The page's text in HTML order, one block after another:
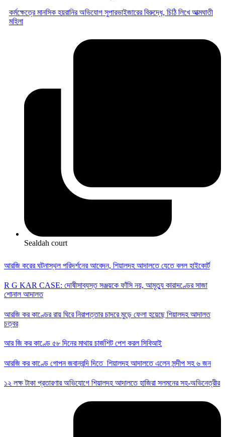
কর্মক্ষেত্রে মানসিক হয়রানির অভিযোগ সুপারভাইজারের বিরুদ্ধে, চিঠি লিখে আত্মঘাতী
মহিলা
Sealdah court
আরজি করের ঘটনাস্থল পরিদর্শনের আবেদন, শিয়ালদহ আদালতে যেতে বলল হাইকোর্ট
R G KAR CASE: দোষীসাব্যস্ত সঞ্জয়কে ফাঁসি নয়, আমৃত্যু কারাদণ্ডের সাজা
শোনাল আদালত
আরজি কর কাণ্ডের রায় ঘিরে নিরাপত্তার চাদরে মুড়ে ফেলা হয়েছে শিয়ালদহ আদালত
চত্বর
আর জি কর কাণ্ডে ৫৮ দিনের মাথায় চার্জশিট পেশ করল সিবিআই
আরজি কর কাণ্ডে গোপন জবানবন্দি দিতে শিয়ালদহ আদালতে এলেন সন্দীপ সহ ৬ জন
১২ লক্ষ টাকা প্রতারণার অভিযোগে শিয়ালদহ আদালতে হাজিরা সলমনের সহ-অভিনেত্রীর